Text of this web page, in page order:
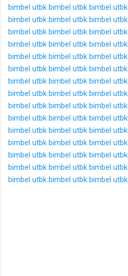
bimbel utbk bimbel utbk bimbel utbk
bimbel utbk bimbel utbk bimbel utbk
bimbel utbk bimbel utbk bimbel utbk
bimbel utbk bimbel utbk bimbel utbk
bimbel utbk bimbel utbk bimbel utbk
bimbel utbk bimbel utbk bimbel utbk
bimbel utbk bimbel utbk bimbel utbk
bimbel utbk bimbel utbk bimbel utbk
bimbel utbk bimbel utbk bimbel utbk
bimbel utbk bimbel utbk bimbel utbk
bimbel utbk bimbel utbk bimbel utbk
bimbel utbk bimbel utbk bimbel utbk
bimbel utbk bimbel utbk bimbel utbk
bimbel utbk bimbel utbk bimbel utbk
bimbel utbk bimbel utbk bimbel utbk